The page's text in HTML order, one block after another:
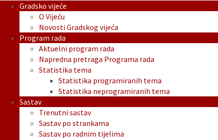
Gradsko vijeće
O Vijeću
Novosti Gradskog vijeća
Program rada
Aktuelni program rada
Napredna pretraga Programa rada
Statistika tema
Statistika programiranih tema
Statistika neprogramiranih tema
Sastav
Trenutni sastav
Sastav po strankama
Sastav po radnim tijelima